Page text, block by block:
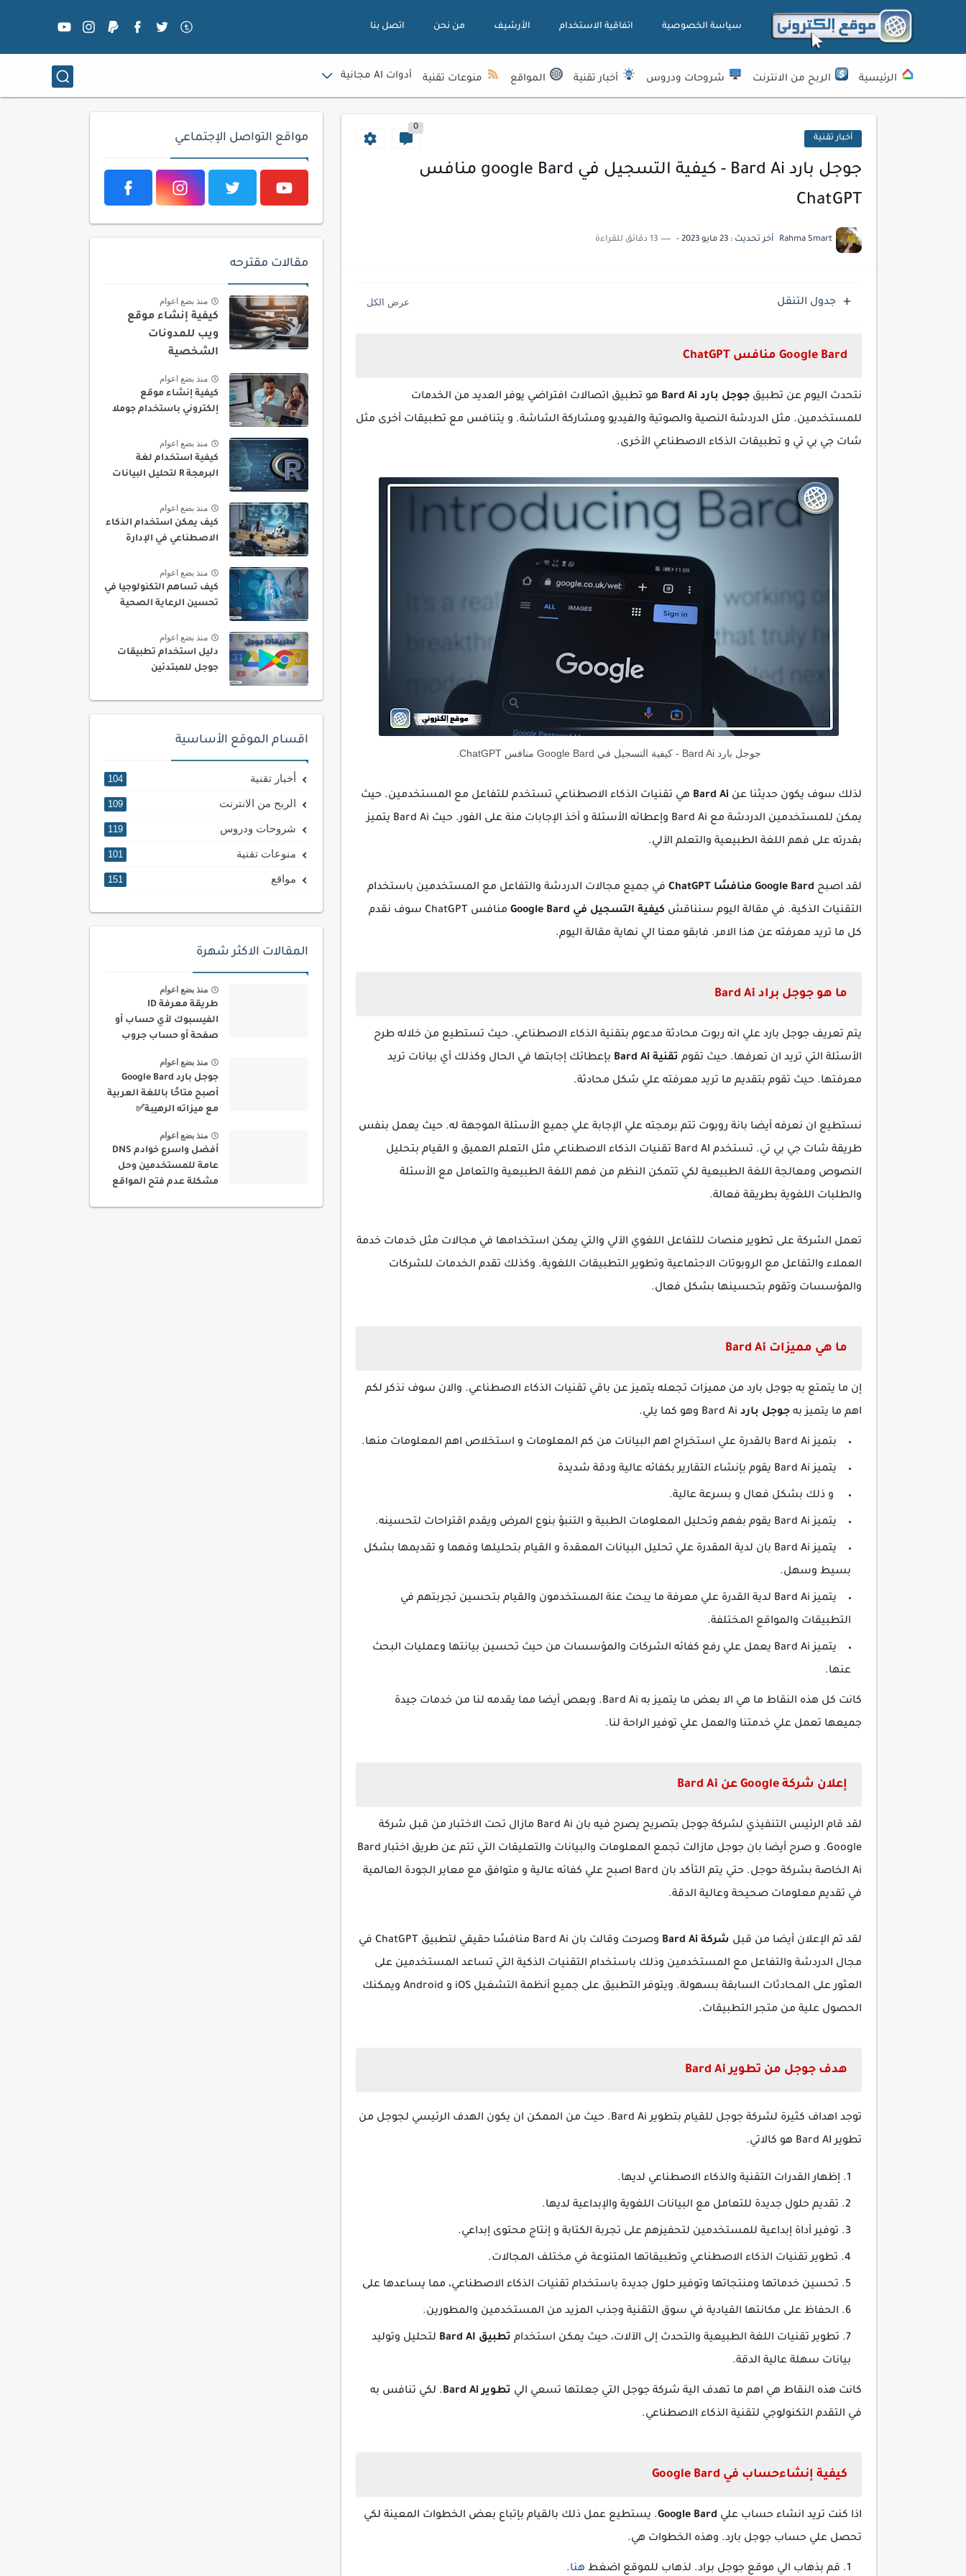
سياسة الخصوصية اتفاقية الاستخدام الأرشيف من نحن اتصل بنا
الرئيسية الربح من الانترنت شروحات ودروس أخبار تقنية المواقع منوعات تقنية أدوات AI مجانية
أخبار تقنية
0
جوجل بارد Bard Ai - كيفية التسجيل في google Bard منافس
ChatGPT
Rahma Smart أخر تحديث : 23 مايو 2023 - 13 دقائق للقراءة
جدول التنقل
Google Bard منافس ChatGPT
نتحدث اليوم عن تطبيق جوجل بارد Bard Ai
هو تطبيق اتصالات افتراضي يوفر العديد من الخدمات
للمستخدمين. مثل الدردشة النصية والصوتية والفيديو ومشاركة الشاشة. و يتنافس مع تطبيقات أخرى مثل
شات جي بي تي و تطبيقات الذكاء الاصطناعي الأخرى.
جوجل بارد Bard Ai - كيفية التسجيل في Google Bard منافس ChatGPT.
لذلك سوف يكون حديثنا عن Bard Ai
هي تقنيات الذكاء الاصطناعي تستخدم للتفاعل مع المستخدمين. حيث
يمكن للمستخدمين الدردشة مع Bard Ai وإعطائه الأسئلة و أخذ الإجابات منة على الفور. حيث Bard Ai يتميز
بقدرته على فهم اللغة الطبيعية والتعلم الآلي.
لقد اصبح Google Bard منافسًا ChatGPT
في جميع مجالات الدردشة والتفاعل مع المستخدمين باستخدام
التقنيات الذكية. في مقالة اليوم سنناقش كيفية التسجيل في Google Bard
منافس ChatGPT سوف نقدم
كل ما تريد معرفته عن هذا الامر. فابقو معنا الي نهاية مقالة اليوم.
ما هو جوجل براد Bard Ai
يتم تعريف جوجل بارد علي انه ربوت محادثة مدعوم بتقنية الذكاء الاصطناعي. حيث تستطيع من خلاله طرح
الأسئلة التي تريد ان تعرفها. حيث تقوم تقنية Bard Ai
بإعطائك إجابتها في الحال وكذلك أي بيانات تريد
معرفتها. حيث تقوم بتقديم ما تريد معرفته علي شكل محادثة.
نستطيع ان نعرفه أيضا بانة روبوت تتم برمجته علي الإجابة علي جميع الأسئلة الموجهة له. حيث يعمل بنفس
طريقة شات جي بي تي.
تستخدم Bard AI تقنيات الذكاء الاصطناعي مثل التعلم العميق و القيام بتحليل
النصوص ومعالجة اللغة الطبيعية لكي تتمكن النظم من فهم اللغة الطبيعية والتعامل مع الأسئلة
والطلبات اللغوية بطريقة فعالة.
تعمل الشركة على تطوير منصات للتفاعل اللغوي الآلي والتي يمكن استخدامها في مجالات مثل خدمات خدمة
العملاء والتفاعل مع الروبوتات الاجتماعية وتطوير التطبيقات اللغوية. وكذلك تقدم الخدمات للشركات
والمؤسسات وتقوم بتحسينها بشكل فعال.
ما هي مميزات Bard Ai
إن ما يتمتع به جوجل بارد من مميزات تجعله يتميز عن باقي تقنيات الذكاء الاصطناعي. والان سوف نذكر لكم
اهم ما يتميز به جوجل بارد
بتميز Bard Ai بالقدرة علي استخراج اهم البيانات من كم المعلومات و استخلاص اهم المعلومات منها.
يتميز Bard Ai يقوم بإنشاء التقارير بكفائه عالية ودقة شديدة
و ذلك بشكل فعال و بسرعة عالية.
يتميز Bard Ai يقوم بفهم وتحليل المعلومات الطبية و التنبؤ بنوع المرض ويقدم اقتراحات لتحسينه.
يتميز Bard Ai بان لدية المقدرة علي تحليل البيانات المعقدة و القيام بتحليلها وفهما و تقديمها بشكل
بسيط وسهل.
يتميز Bard Ai لدية القدرة علي معرفة ما يبحث عنة المستخدمون والقيام بتحسين تجربتهم في
التطبيقات والمواقع المختلفة.
يتميز Bard Ai يعمل علي رفع كفائه الشركات والمؤسسات من حيث تحسين بيانتها وعمليات البحث
عنها.
كانت كل هذه النقاط ما هي الا بعض ما يتميز به Bard Ai. وبعص أيضا مما يقدمه لنا من خدمات جيدة
جميعها تعمل علي خدمتنا والعمل علي توفير الراحة لنا.
إعلان شركة Google عن Bard Ai
لقد قام الرئيس التنفيذي لشركة جوجل بتصريح يصرح فيه بان Bard Ai مازال تحت الاختبار من قبل شركة
Google. و صرح أيضا بان جوجل مازالت تجمع المعلومات والبيانات والتعليقات التي تتم عن طريق اختبار Bard
Ai الخاصة بشركة حوجل. حتي يتم التأكد بان Bard اصبح علي كفائه عالية و متوافق مع معاير الجودة العالمية
في تقديم معلومات صحيحة وعالية الدقة.
لقد تم الإعلان أيضا من قبل شركة Bard Ai
وصرحت وقالت بان Bard Ai منافسًا حقيقي لتطبيق ChatGPT في
مجال الدردشة والتفاعل مع المستخدمين وذلك باستخدام التقنيات الذكية التي تساعد المستخدمين على
العثور على المحادثات السابقة بسهولة. ويتوفر التطبيق على جميع أنظمة التشغيل iOS و Android ويمكنك
الحصول علية من متجر التطبيقات.
هدف جوجل من تطوير Bard Ai
توجد اهداف كثيرة لشركة جوجل للقيام بتطوير Bard Ai. حيث من الممكن ان يكون الهدف الرئيسي لجوجل من
تطوير Bard AI هو كالاتي.
إظهار القدرات التقنية والذكاء الاصطناعي لديها.
تقديم حلول جديدة للتعامل مع البيانات اللغوية والإبداعية لديها.
توفير أداة إبداعية للمستخدمين لتحفيزهم على تجربة الكتابة و إنتاج محتوى إبداعي.
تطوير تقنيات الذكاء الاصطناعي وتطبيقاتها المتنوعة في مختلف المجالات.
تحسين خدماتها ومنتجاتها وتوفير حلول جديدة باستخدام تقنيات الذكاء الاصطناعي، مما يساعدها على
الحفاظ على مكانتها القيادية في سوق التقنية وجذب المزيد من المستخدمين والمطورين.
تطوير تقنيات اللغة الطبيعية والتحدث إلى الآلات، حيث يمكن استخدام تطبيق Bard AI
لتحليل وتوليد
بيانات سهلة عالية الدقة.
كانت هذه النقاط هي اهم ما تهدف الية شركة جوجل التي جعلتها تسعي الي تطوير Bard Ai
. لكي تنافس به
في التقدم التكنولوجي لتقنية الذكاء الاصطناعي.
كيفية إنشاءحساب في Google Bard
اذا كنت تريد انشاء حساب علي Google Bard
. يستطيع عمل ذلك بالقيام بإتباع بعض الخطوات المعينة لكي
تحصل علي حساب جوجل بارد. وهذه الخطوات هي.
قم بذهاب الي موقع جوجل براد. لذهاب للموقع اضغط هنا.
مواقع التواصل الإجتماعي
مقالات مقترحه
منذ بضع اعوام
كيفية إنشاء موقع
ويب للمدونات
الشخصية
منذ بضع اعوام
كيفية إنشاء موقع
إلكتروني باستخدام جوملا
منذ بضع اعوام
كيفية استخدام لغة
البرمجة R لتحليل البيانات
منذ بضع اعوام
كيف يمكن استخدام الذكاء
الاصطناعي في الإدارة
منذ بضع اعوام
كيف تساهم التكنولوجيا في
تحسين الرعاية الصحية
منذ بضع اعوام
دليل استخدام تطبيقات
جوجل للمبتدئين
اقسام الموقع الأساسية
أخبار تقنية 104
الربح من الانترنت 109
شروحات ودروس 119
منوعات تقنية 101
مواقع 151
المقالات الاكثر شهرة
منذ بضع اعوام
طريقة معرفة ID
الفيسبوك لأي حساب أو
صفحة أو حساب جروب
منذ بضع اعوام
جوجل بارد Google Bard
أصبح متاحًا باللغة العربية
مع ميزاته الرهيبة✅
منذ بضع اعوام
أفضل واسرع خوادم DNS
عامة للمستخدمين وحل
مشكلة عدم فتح المواقع